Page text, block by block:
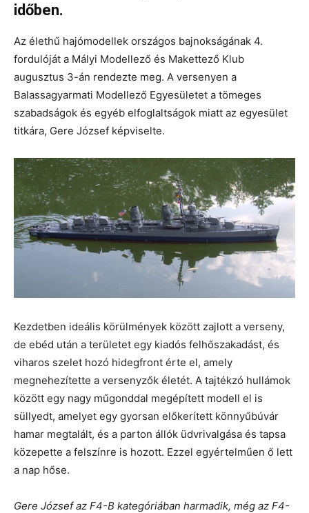
időben.
Az élethű hajómodellek országos bajnokságának 4.
fordulóját a Mályi Modellező és Makettező Klub
augusztus 3-án rendezte meg. A versenyen a
Balassagyarmati Modellező Egyesületet a tömeges
szabadságok és egyéb elfoglaltságok miatt az egyesület
titkára, Gere József képviselte.
Kezdetben ideális körülmények között zajlott a verseny,
de ebéd után a területet egy kiadós felhőszakadást, és
viharos szelet hozó hidegfront érte el, amely
megnehezítette a versenyzők életét. A tajtékzó hullámok
között egy nagy műgonddal megépített modell el is
süllyedt, amelyet egy gyorsan előkerített könnyűbúvár
hamar megtalált, és a parton állók üdvrivalgása és tapsa
közepette a felszínre is hozott. Ezzel egyértelműen ő lett
a nap hőse.
Gere József az F4-B kategóriában harmadik, még az F4-